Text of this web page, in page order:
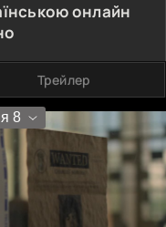
онлайн
Трейлер